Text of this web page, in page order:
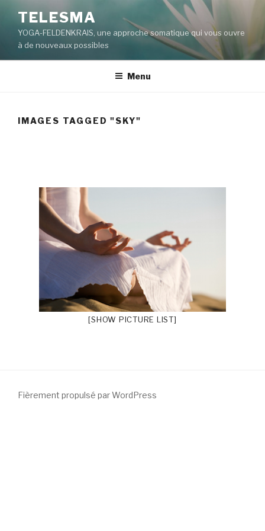
contenu
principal
TELESMA
YOGA-FELDENKRAIS, une approche somatique qui vous ouvre
à de nouveaux possibles
Menu
IMAGES TAGGED "SKY"
[SHOW PICTURE LIST]
Fièrement propulsé par WordPress